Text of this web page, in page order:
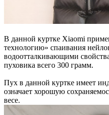
В данной куртке Xiaomi
технологию» спаивания
водоотталкивающими
пуховика всего 300 грамм.
Пух в данной куртке имеет
означает хорошую
весе.